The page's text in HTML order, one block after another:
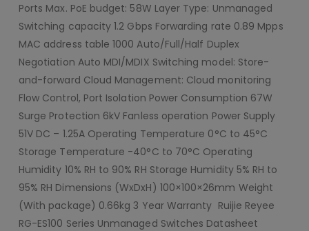
Ports Max. PoE budget: 58W Layer Type: Unmanaged
Switching capacity 1.2 Gbps Forwarding rate 0.89 Mpps
MAC address table 1000 Auto/Full/Half Duplex
Negotiation Auto MDI/MDIX Switching model: Store-
and-forward Cloud Management: Cloud monitoring
Flow Control, Port Isolation Power Consumption 67W
Surge Protection 6kV Fanless operation Power Supply
51V DC – 1.25A Operating Temperature 0°C to 45°C
Storage Temperature -40°C to 70°C Operating
Humidity 10% RH to 90% RH Storage Humidity 5% RH to
95% RH Dimensions (WxDxH) 100×100×26mm Weight
(With package) 0.66kg 3 Year Warranty ​ Ruijie Reyee
RG-ES100 Series Unmanaged Switches Datasheet